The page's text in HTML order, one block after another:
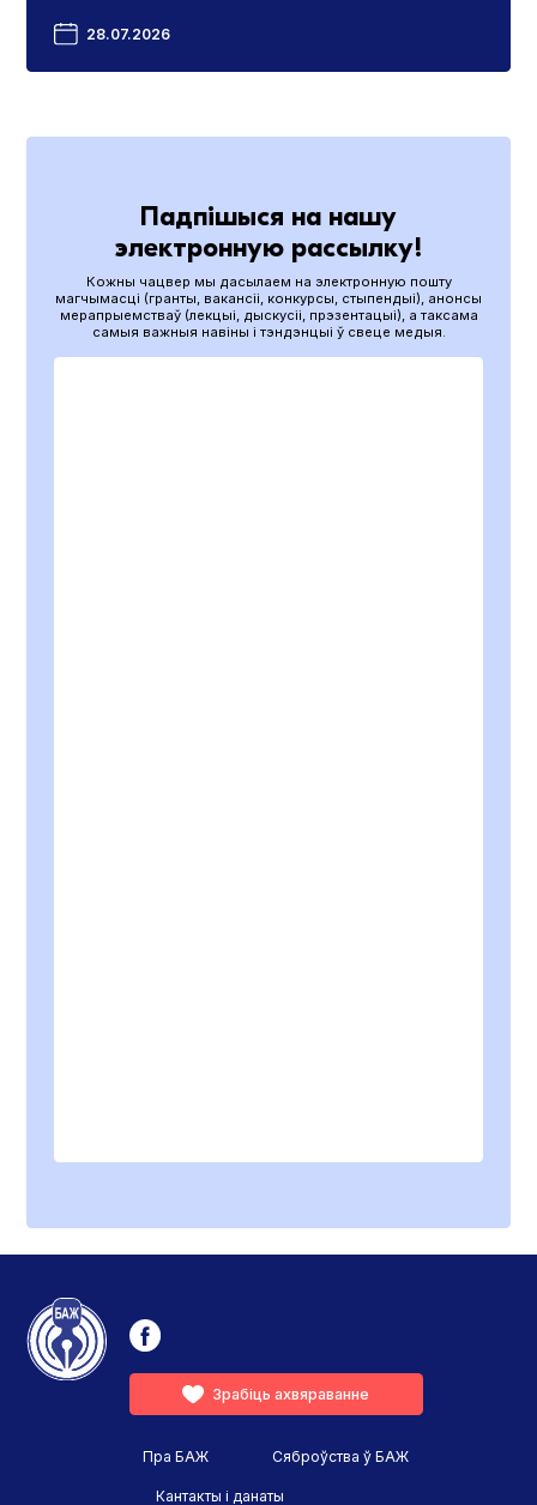
28.07.2026
Падпішыся на нашу
электронную рассылку!
Кожны чацвер мы дасылаем на электронную пошту
магчымасці (гранты, вакансіі, конкурсы, стыпендыі), анонсы
мерапрыемстваў (лекцыі, дыскусіі, прэзентацыі), а таксама
самыя важныя навіны і тэндэнцыі ў свеце медыя.
Зрабіць ахвяраванне
Пра БАЖ Сяброўства ў БАЖ
Кантакты і данаты